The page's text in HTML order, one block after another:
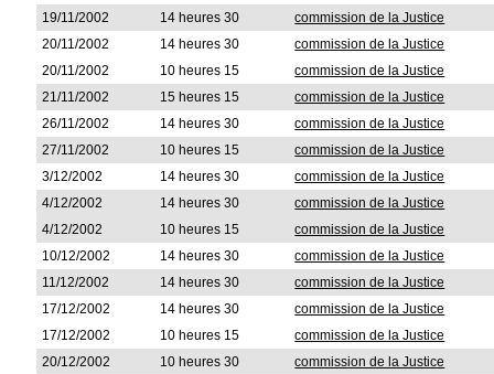
19/11/2002
14 heures 30
commission de la Justice
20/11/2002
14 heures 30
commission de la Justice
20/11/2002
10 heures 15
commission de la Justice
21/11/2002
15 heures 15
commission de la Justice
26/11/2002
14 heures 30
commission de la Justice
27/11/2002
10 heures 15
commission de la Justice
3/12/2002
14 heures 30
commission de la Justice
4/12/2002
14 heures 30
commission de la Justice
4/12/2002
10 heures 15
commission de la Justice
10/12/2002
14 heures 30
commission de la Justice
11/12/2002
14 heures 30
commission de la Justice
17/12/2002
14 heures 30
commission de la Justice
17/12/2002
10 heures 15
commission de la Justice
20/12/2002
10 heures 30
commission de la Justice